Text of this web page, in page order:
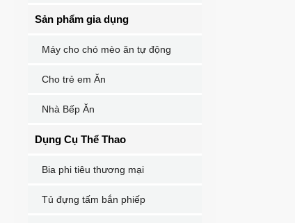
Sản phẩm gia dụng
Máy cho chó mèo ăn tự động
Cho trẻ em Ăn
Nhà Bếp Ăn
Dụng Cụ Thể Thao
Bia phi tiêu thương mại
Tủ đựng tấm bắn phiếp